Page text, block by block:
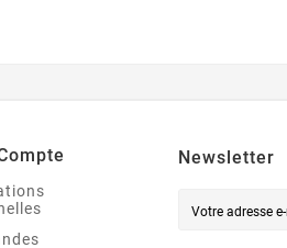
Newsletter